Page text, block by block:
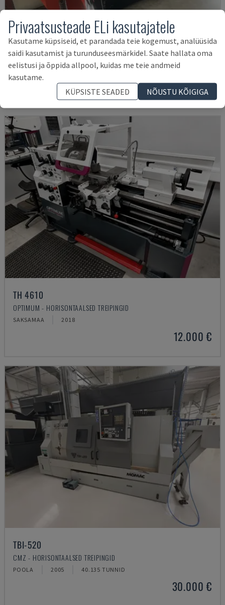
EMCOMAT 200X1000
EMCO - HORISONTAALSED TREIPINGID
SAKSAMAA 2001
14.000 €
TH 4610
OPTIMUM - HORISONTAALSED TREIPINGID
SAKSAMAA 2018
12.000 €
TBI-520
CMZ - HORISONTAALSED TREIPINGID
POOLA 2005 40.135 TUNNID
30.000 €
Privaatsusteade ELi kasutajatele
Kasutame küpsiseid, et parandada teie kogemust, analüüsida
saidi kasutamist ja turunduseesmärkidel. Saate hallata oma
eelistusi ja õppida allpool, kuidas me teie andmeid
kasutame.
KÜPSISTE SEADED
NÕUSTU KÕIGIGA